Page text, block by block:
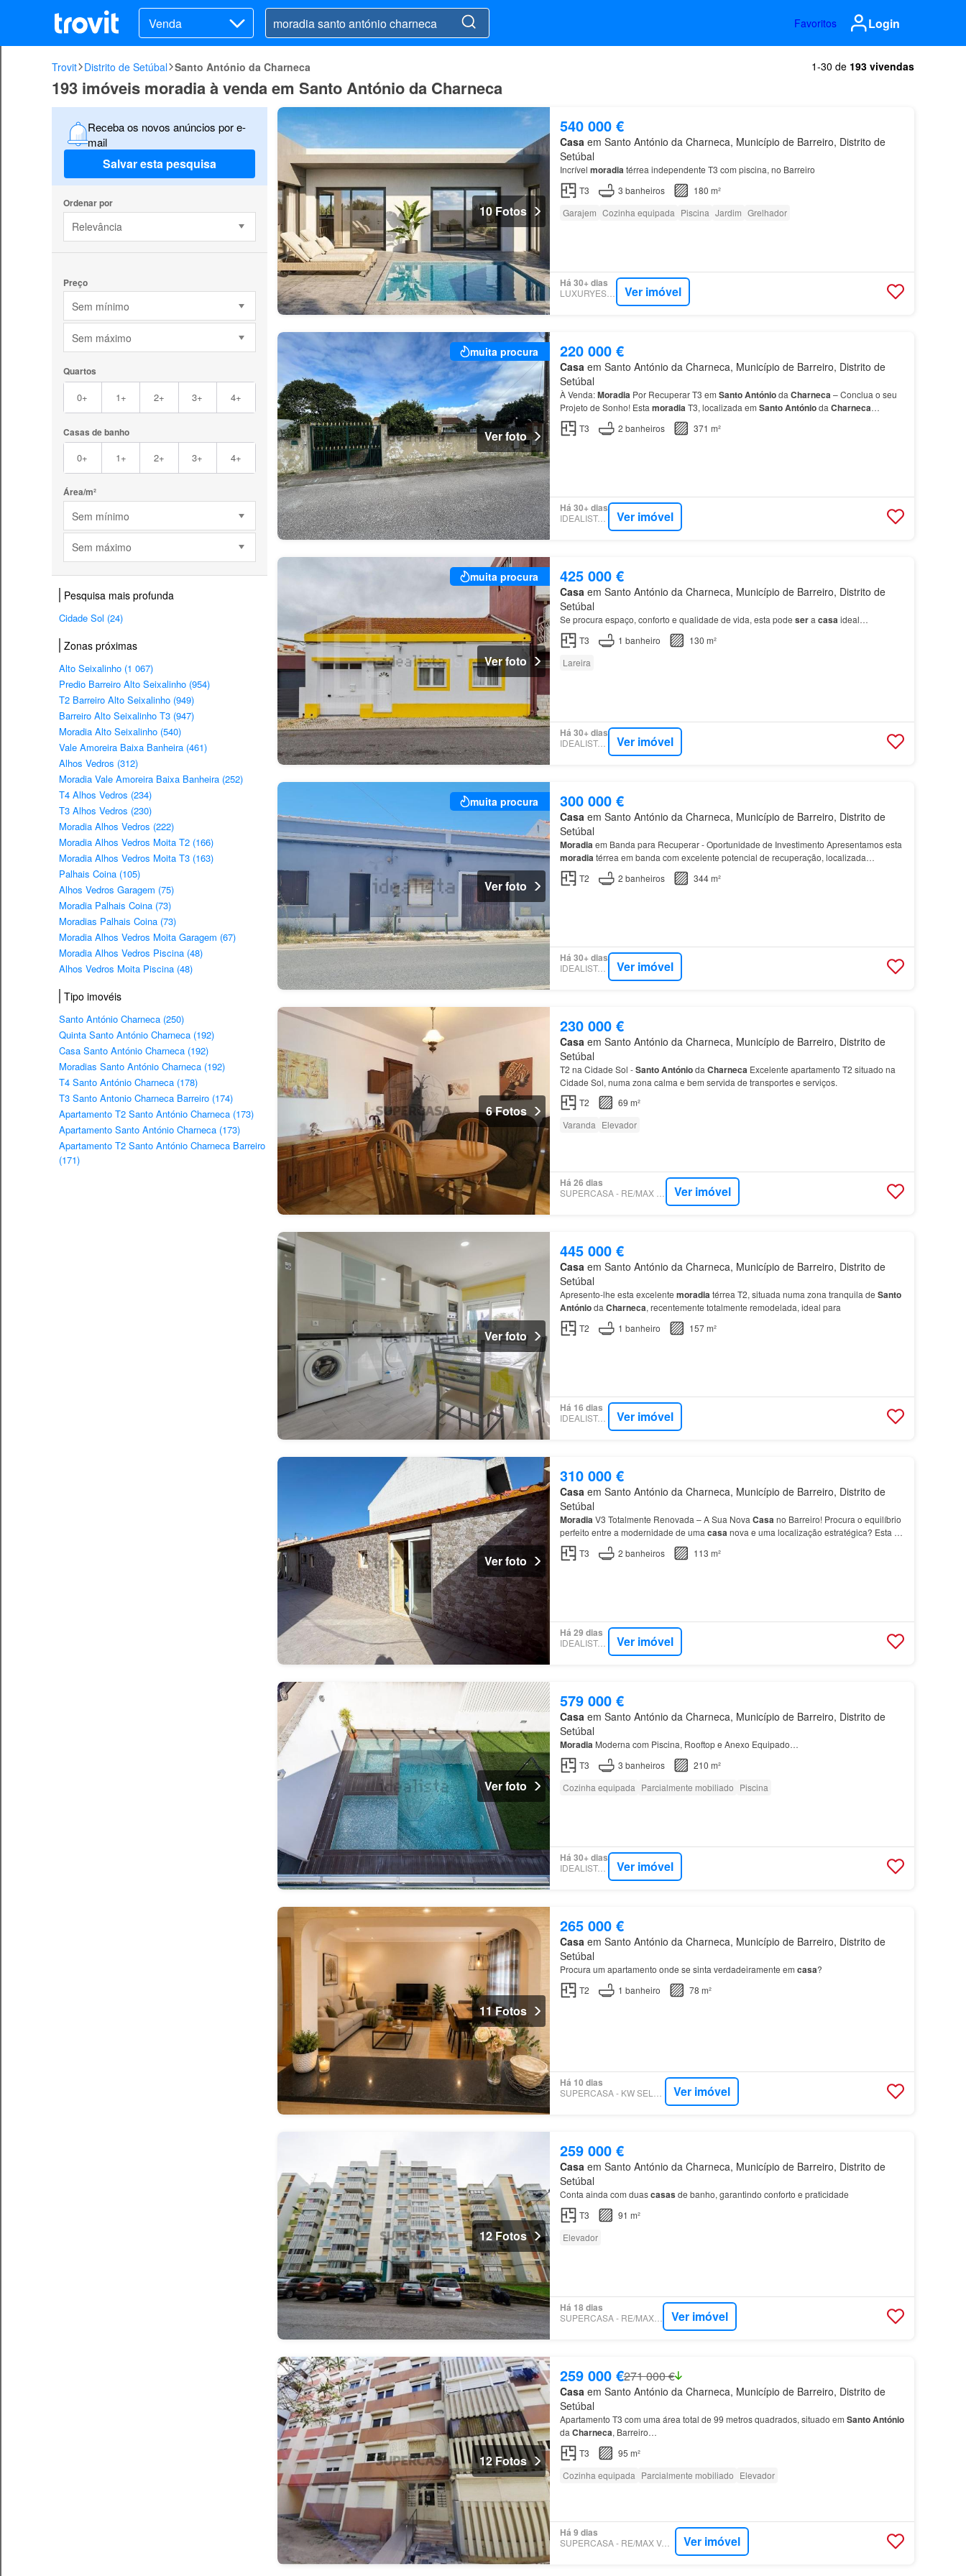
Venda Favoritos Login
Trovit Distrito de Setúbal Santo António da Charneca 1-30 de 193 vivendas
193 imóveis moradia à venda em Santo António da Charneca
Receba os novos anúncios por e-
mail
Salvar esta pesquisa
Ordenar por
Relevância
Preço
Sem mínimo
Sem máximo
Quartos
0+ 1+ 2+ 3+ 4+
Casas de banho
0+ 1+ 2+ 3+ 4+
Área/m²
Sem mínimo
Sem máximo
Pesquisa mais profunda
Cidade Sol (24)
Zonas próximas
Alto Seixalinho (1 067)
Predio Barreiro Alto Seixalinho (954)
T2 Barreiro Alto Seixalinho (949)
Barreiro Alto Seixalinho T3 (947)
Moradia Alto Seixalinho (540)
Vale Amoreira Baixa Banheira (461)
Alhos Vedros (312)
Moradia Vale Amoreira Baixa Banheira (252)
T4 Alhos Vedros (234)
T3 Alhos Vedros (230)
Moradia Alhos Vedros (222)
Moradia Alhos Vedros Moita T2 (166)
Moradia Alhos Vedros Moita T3 (163)
Palhais Coina (105)
Alhos Vedros Garagem (75)
Moradia Palhais Coina (73)
Moradias Palhais Coina (73)
Moradia Alhos Vedros Moita Garagem (67)
Moradia Alhos Vedros Piscina (48)
Alhos Vedros Moita Piscina (48)
Tipo imovéis
Santo António Charneca (250)
Quinta Santo António Charneca (192)
Casa Santo António Charneca (192)
Moradias Santo António Charneca (192)
T4 Santo António Charneca (178)
T3 Santo Antonio Charneca Barreiro (174)
Apartamento T2 Santo António Charneca (173)
Apartamento Santo António Charneca (173)
Apartamento T2 Santo António Charneca Barreiro
(171)
10 Fotos
540 000 €
Casaem Santo António da Charneca, Município de Barreiro, Distrito de
Setúbal
Incrível moradiatérrea independente T3 com piscina, no Barreiro
T3
3 banheiros
180 m²
Garajem Cozinha equipada Piscina Jardim Grelhador
Há 30+ dias
LUXURYESTATE Ver imóvel
muita procura
Ver foto
220 000 €
Casaem Santo António da Charneca, Município de Barreiro, Distrito de
Setúbal
À Venda:MoradiaPor Recuperar T3 em SantoAntóniodaCharneca– Conclua o seu
Projeto de Sonho! EstamoradiaT3, localizada em SantoAntóniodaCharneca
(Barreiro), é a base ideal para quem quer terminar uma construção com a…
T3 2 banheiros 371 m²
Há 30+ dias
IDEALISTA.PT Ver imóvel
muita procura
Ver foto
425 000 €
Casaem Santo António da Charneca, Município de Barreiro, Distrito de
Setúbal
Se procura espaço, conforto e qualidade de vida, esta pode seracasaideal…
T3
1 banheiro
130 m²
Lareira
Há 30+ dias
IDEALISTA.PT Ver imóvel
muita procura
Ver foto
300 000 €
Casaem Santo António da Charneca, Município de Barreiro, Distrito de
Setúbal
Moradiaem Banda para Recuperar - Oportunidade de Investimento Apresentamos esta
moradiatérrea em banda com excelente potencial de recuperação, localizada
Características Principais: A estrutura da
T2 2 banheiros 344 m²
Há 30+ dias
IDEALISTA.PT Ver imóvel
6 Fotos
230 000 €
Casaem Santo António da Charneca, Município de Barreiro, Distrito de
Setúbal
T2 na Cidade Sol -SantoAntónioda Charneca Excelente apartamento T2 situado na
Cidade Sol, numa zona calma e bem servida de transportes e serviços.
T2
69 m²
Varanda Elevador
Há 26 dias
Ver imóvel
Ver foto
445 000 €
Casaem Santo António da Charneca, Município de Barreiro, Distrito de
Setúbal
Apresento-lhe esta excelente moradiatérrea T2, situada numa zona tranquila de Santo
Antónioda Charneca, recentemente totalmente remodelada, ideal para
T2
1 banheiro 157 m²
Há 16 dias
IDEALISTA.PT Ver imóvel
Ver foto
310 000 €
Casaem Santo António da Charneca, Município de Barreiro, Distrito de
Setúbal
MoradiaV3 Totalmente Renovada – A Sua Nova Casano Barreiro! Procura o equilíbrio
perfeito entre a modernidade de uma casanova e uma localização estratégica? Esta é
a oportunidade que esperava.…
T3 2 banheiros 113 m²
Há 29 dias
IDEALISTA.PT Ver imóvel
Ver foto
579 000 €
Casaem Santo António da Charneca, Município de Barreiro, Distrito de
Setúbal
Moradia Moderna com Piscina, Rooftop e Anexo Equipado…
T3
3 banheiros
210 m²
Cozinha equipada Parcialmente mobiliado Piscina
Há 30+ dias
IDEALISTA.PT Ver imóvel
11 Fotos
265 000 €
Casaem Santo António da Charneca, Município de Barreiro, Distrito de
Setúbal
Procura um apartamento onde se sinta verdadeiramente em casa?
T2
1 banheiro 78 m²
Há 10 dias
Ver imóvel
12 Fotos
259 000 €
Casaem Santo António da Charneca, Município de Barreiro, Distrito de
Setúbal
Conta ainda com duascasas de banho, garantindo conforto e praticidade
T3
91 m²
Elevador
Há 18 dias
SUPERCASA - RE/MAX NEW CYCLE Ver imóvel
12 Fotos
259 000 €271 000 €
Casaem Santo António da Charneca, Município de Barreiro, Distrito de
Setúbal
Apartamento T3 com uma área total de 99 metros quadrados, situado em SantoAntónio
da Charneca, Barreiro…
T3
95 m²
Cozinha equipada Parcialmente mobiliado Elevador
Há 9 dias
SUPERCASA - RE/MAX VANTAGEM TAGUS Ver imóvel